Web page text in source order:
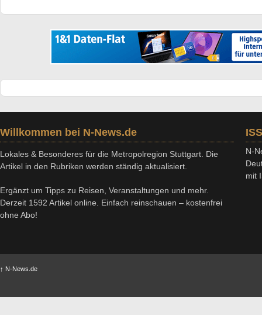
Willkommen bei N-News.de
Lokales & Besonderes für die Metropolregion Stuttgart. Die
Artikel in den Rubriken werden ständig aktualisiert.
Ergänzt um Tipps zu Reisen, Veranstaltungen und mehr.
Derzeit 1592 Artikel online. Einfach reinschauen – kostenfrei
ohne Abo!
N-
mit
↑ N-News.de